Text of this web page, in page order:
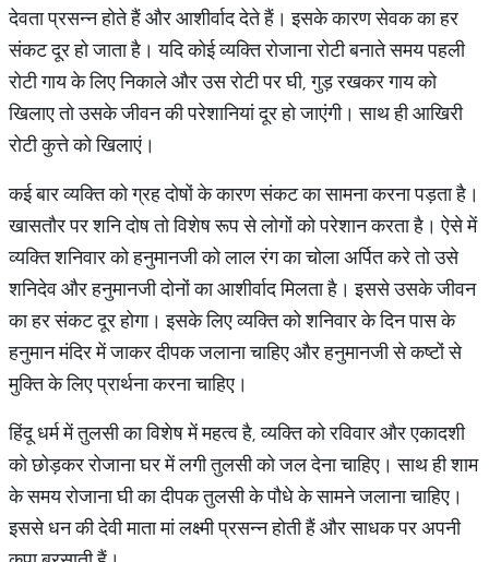
देवता प्रसन्न होते हैं और आशीर्वाद देते हैं। इसके कारण सेवक का हर
संकट दूर हो जाता है। यदि कोई व्यक्ति रोजाना रोटी बनाते समय पहली
रोटी गाय के लिए निकाले और उस रोटी पर घी, गुड़ रखकर गाय को
खिलाए तो उसके जीवन की परेशानियां दूर हो जाएंगी। साथ ही आखिरी
रोटी कुत्ते को खिलाएं।
कई बार व्यक्ति को ग्रह दोषों के कारण संकट का सामना करना पड़ता है।
खासतौर पर शनि दोष तो विशेष रूप से लोगों को परेशान करता है। ऐसे में
व्यक्ति शनिवार को हनुमानजी को लाल रंग का चोला अर्पित करे तो उसे
शनिदेव और हनुमानजी दोनों का आशीर्वाद मिलता है। इससे उसके जीवन
का हर संकट दूर होगा। इसके लिए व्यक्ति को शनिवार के दिन पास के
हनुमान मंदिर में जाकर दीपक जलाना चाहिए और हनुमानजी से कष्टों से
मुक्ति के लिए प्रार्थना करना चाहिए।
हिंदू धर्म में तुलसी का विशेष में महत्व है, व्यक्ति को रविवार और एकादशी
को छोड़कर रोजाना घर में लगी तुलसी को जल देना चाहिए। साथ ही शाम
के समय रोजाना घी का दीपक तुलसी के पौधे के सामने जलाना चाहिए।
इससे धन की देवी माता मां लक्ष्मी प्रसन्न होती हैं और साधक पर अपनी